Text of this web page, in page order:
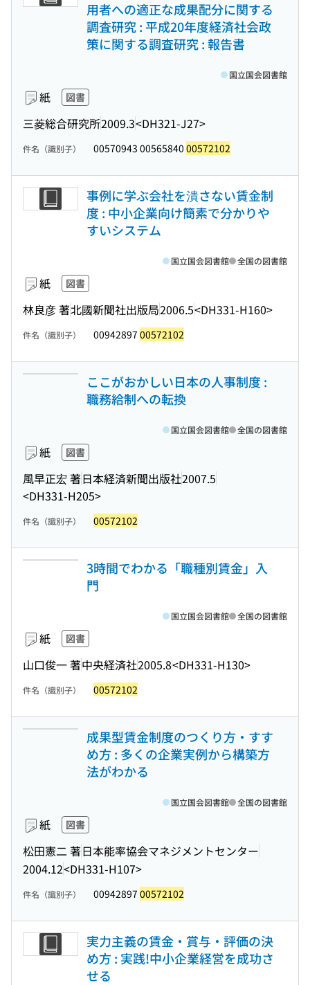
用者への適正な成果配分に関する
調査研究 : 平成20年度経済社会政
策に関する調査研究 : 報告書
紙 図書
三菱総合研究所2009.3<DH321-J27>
国立国会図書館
件名（識別子） 00570943 00565840 00572102
事例に学ぶ会社を潰さない賃金制
度 : 中小企業向け簡素で分かりや
すいシステム
紙 図書
林良彦 著北國新聞社出版局2006.5<DH331-H160>
国立国会図書館 全国の図書館
件名（識別子） 00942897 00572102
ここがおかしい日本の人事制度 :
職務給制への転換
紙 図書
風早正宏 著日本経済新聞出版社2007.5
<DH331-H205>
国立国会図書館 全国の図書館
件名（識別子） 00572102
3時間でわかる「職種別賃金」入
門
紙 図書
山口俊一 著中央経済社2005.8<DH331-H130>
国立国会図書館 全国の図書館
件名（識別子） 00572102
成果型賃金制度のつくり方・すす
め方 : 多くの企業実例から構築方
法がわかる
紙 図書
松田憲二 著日本能率協会マネジメントセンター
2004.12<DH331-H107>
国立国会図書館 全国の図書館
件名（識別子） 00942897 00572102
実力主義の賃金・賞与・評価の決
め方 : 実践!中小企業経営を成功さ
せる